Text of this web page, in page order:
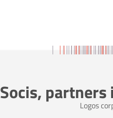
Socis, partners
Logos